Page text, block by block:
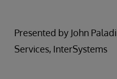
Presented by John
Services, InterSystems